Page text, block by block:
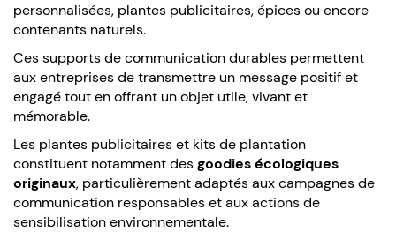
personnalisées, plantes publicitaires, épices ou encore
contenants naturels.
Ces supports de communication durables permettent
aux entreprises de transmettre un message positif et
engagé tout en offrant un objet utile, vivant et
mémorable.
Les plantes publicitaires et kits de plantation
constituent notamment desgoodies écologiques
originaux, particulièrement adaptés aux campagnes de
communication responsables et aux actions de
sensibilisation environnementale.